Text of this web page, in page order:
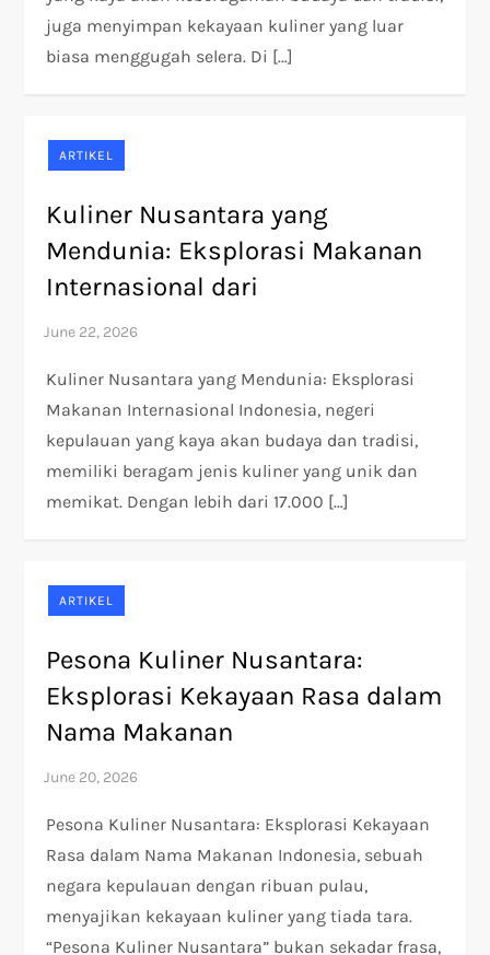
juga menyimpan kekayaan kuliner yang luar
biasa menggugah selera. Di […]
ARTIKEL
Kuliner Nusantara yang
Mendunia: Eksplorasi Makanan
Internasional dari
Kuliner Nusantara yang Mendunia: Eksplorasi
Makanan Internasional Indonesia, negeri
kepulauan yang kaya akan budaya dan tradisi,
memiliki beragam jenis kuliner yang unik dan
memikat. Dengan lebih dari 17.000 […]
ARTIKEL
Pesona Kuliner Nusantara:
Eksplorasi Kekayaan Rasa dalam
Nama Makanan
Pesona Kuliner Nusantara: Eksplorasi Kekayaan
Rasa dalam Nama Makanan Indonesia, sebuah
negara kepulauan dengan ribuan pulau,
menyajikan kekayaan kuliner yang tiada tara.
“Pesona Kuliner Nusantara” bukan sekadar frasa,